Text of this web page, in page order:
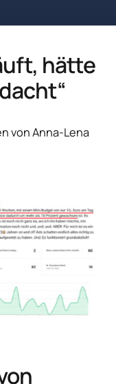
hätte
von Anna-Lena